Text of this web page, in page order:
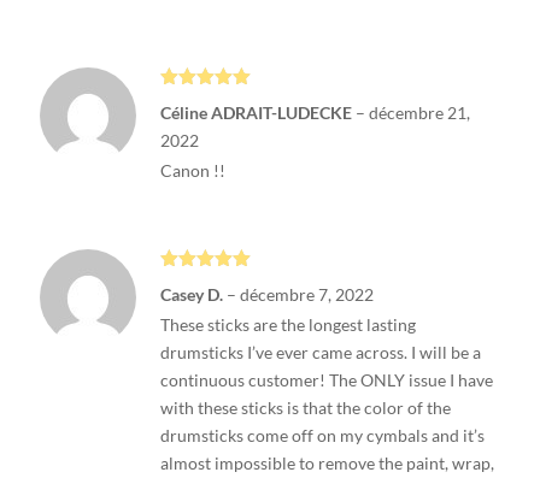
5
Céline ADRAIT-LUDECKE – décembre 21,
2022
Canon !!
5
Casey D. – décembre 7, 2022
These sticks are the longest lasting
drumsticks I’ve ever came across. I will be a
continuous customer! The ONLY issue I have
with these sticks is that the color of the
drumsticks come off on my cymbals and it’s
almost impossible to remove the paint, wrap,